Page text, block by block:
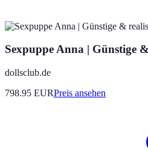
Sexpuppe Anna | Günstige
dollsclub.de
798.95 EURPreis ansehen